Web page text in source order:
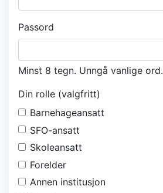
Passord
Minst 8 tegn. Unngå vanlige ord.
Din rolle (valgfritt)
Barnehageansatt
SFO-ansatt
Skoleansatt
Forelder
Annen institusjon